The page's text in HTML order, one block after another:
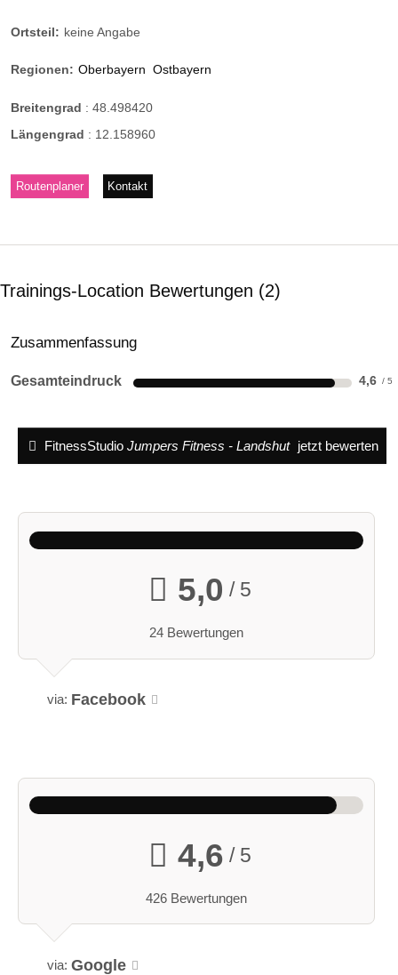
Ortsteil: keine Angabe
Regionen: Oberbayern Ostbayern
Breitengrad : 48.498420
Längengrad : 12.158960
Routenplaner Kontakt
Trainings-Location Bewertungen 2
Zusammenfassung
Gesamteindruck 4,6
FitnessStudio Jumpers Fitness - Landshut jetzt bewerten
5,0 / 5
24 Bewertungen
via: Facebook
4,6 / 5
426 Bewertungen
via: Google